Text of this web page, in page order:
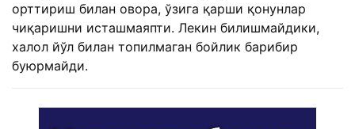
орттириш билан овора, ўзига қарши қонунлар
чиқаришни исташмаяпти. Лекин билишмайдики,
халол йўл билан топилмаган бойлик барибир
буюрмайди.